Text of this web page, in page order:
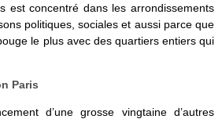
est concentré dans les arrondissements
politiques, sociales et aussi parce que
le plus avec des quartiers entiers qui
d’une grosse vingtaine d’autres